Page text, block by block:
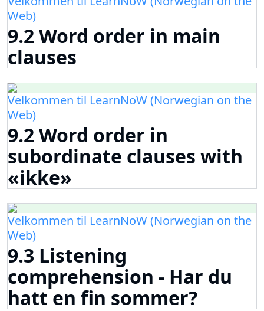
Web)
9.2 Word order in main
clauses
Velkommen til LearnNoW (Norwegian on the
Web)
9.2 Word order in
subordinate clauses with
«ikke»
Velkommen til LearnNoW (Norwegian on the
Web)
9.3 Listening
comprehension - Har du
hatt en fin sommer?